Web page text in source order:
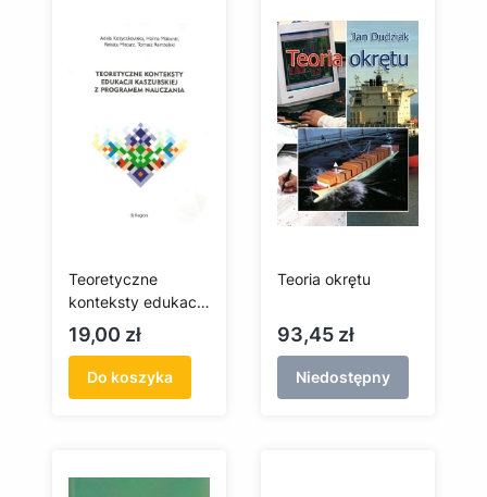
Teoretyczne
konteksty edukacji
kaszubskiej z
programem
nauczania
(antykwariat)
Cena
19,00 zł
Do koszyka
Teoria okrętu
Cena
93,45 zł
Niedostępny